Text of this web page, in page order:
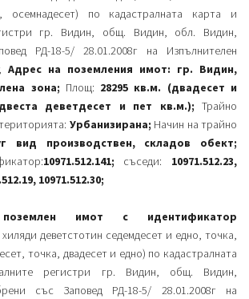
осемнадесет) по кадастралната карта и
гр. Видин, общ. Видин, обл. Видин,
РД-18-5/ 28.01.2008г на Изпълнителен
Адрес на поземления имот: гр. Видин,
зона; Площ: 28295 кв.м. (двадесет и
деветдесет и пет кв.м.); Трайно
Урбанизирана; Начин на трайно
вид производствен, складов обект;
10971.512.141; съседи: 10971.512.23,
10971.512.30;
имот с идентификатор
хиляди деветстотин седемдесет и едно, точка,
точка, двадесет и едно) по кадастралната
регистри гр. Видин, общ. Видин,
със Заповед РД-18-5/ 28.01.2008г на